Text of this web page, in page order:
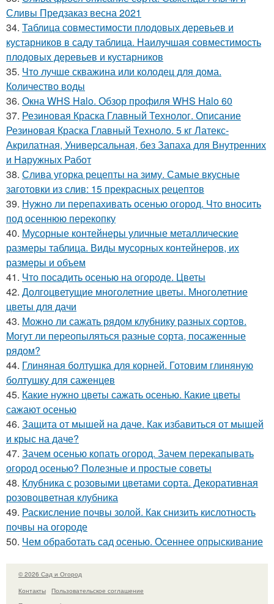
Сливы Предзаказ весна 2021
34. Таблица совместимости плодовых деревьев и
кустарников в саду таблица. Наилучшая совместимость
плодовых деревьев и кустарников
35. Что лучше скважина или колодец для дома.
Количество воды
36. Окна WHS Halo. Обзор профиля WHS Halo 60
37. Резиновая Краска Главный Технолог. Описание
Резиновая Краска Главный Техноло. 5 кг Латекс-
Акрилатная, Универсальная, без Запаха для Внутренних
и Наружных Работ
38. Слива угорка рецепты на зиму. Самые вкусные
заготовки из слив: 15 прекрасных рецептов
39. Нужно ли перепахивать осенью огород. Что вносить
под осеннюю перекопку
40. Мусорные контейнеры уличные металлические
размеры таблица. Виды мусорных контейнеров, их
размеры и объем
41. Что посадить осенью на огороде. Цветы
42. Долгоцветущие многолетние цветы. Многолетние
цветы для дачи
43. Можно ли сажать рядом клубнику разных сортов.
Могут ли переопыляться разные сорта, посаженные
рядом?
44. Глиняная болтушка для корней. Готовим глиняную
болтушку для саженцев
45. Какие нужно цветы сажать осенью. Какие цветы
сажают осенью
46. Защита от мышей на даче. Как избавиться от мышей
и крыс на даче?
47. Зачем осенью копать огород. Зачем перекапывать
огород осенью? Полезные и простые советы
48. Клубника с розовыми цветами сорта. Декоративная
розовоцветная клубника
49. Раскисление почвы золой. Как снизить кислотность
почвы на огороде
50. Чем обработать сад осенью. Осеннее опрыскивание
© 2026 Сад и Огород
Контакты
Пользовательское соглашение